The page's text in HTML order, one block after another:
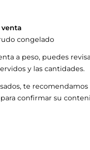
congelado
a peso, puedes
y las cantidades.
te
confirmar su